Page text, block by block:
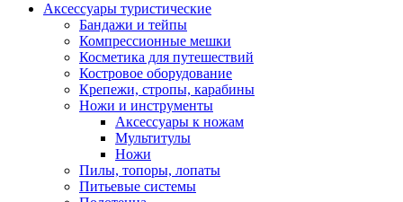
Аксессуары туристические
Бандажи и тейпы
Компрессионные мешки
Косметика для путешествий
Костровое оборудование
Крепежи, стропы, карабины
Ножи и инструменты
Аксессуары к ножам
Мультитулы
Ножи
Пилы, топоры, лопаты
Питьевые системы